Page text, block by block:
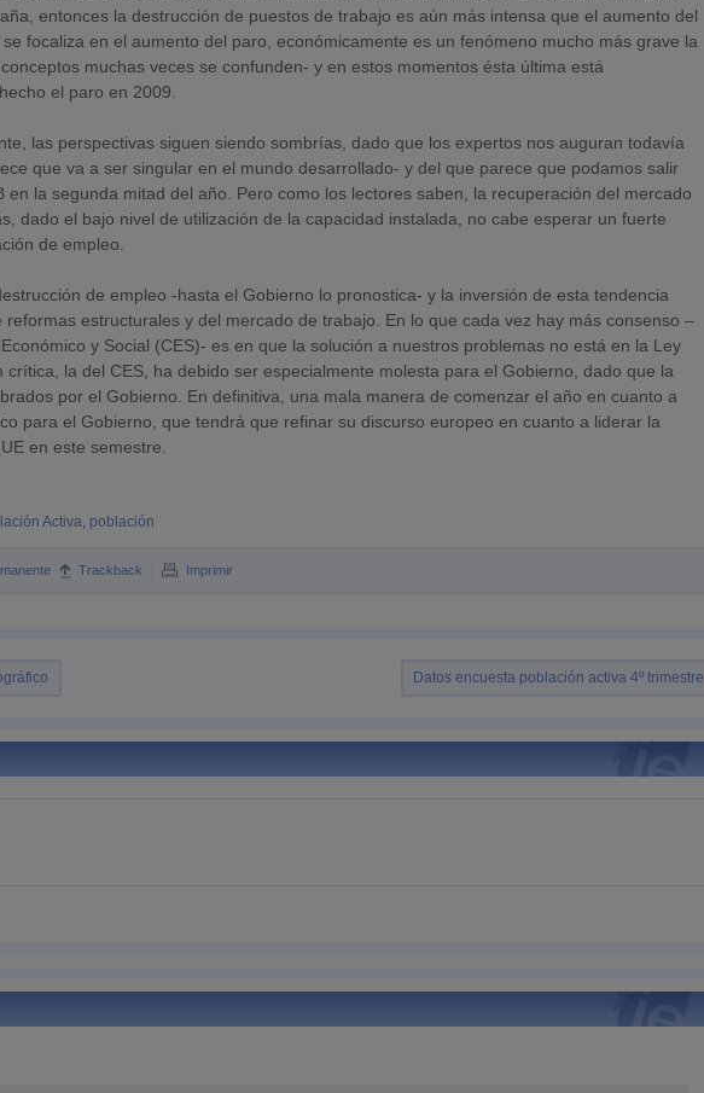
entonces la destrucción de puestos de trabajo es aún más intensa que el aumento del
focaliza en el aumento del paro, económicamente es un fenómeno mucho más grave la
muchas veces se confunden- y en estos momentos ésta última está
el paro en 2009.
las perspectivas siguen siendo sombrías, dado que los expertos nos auguran todavía
que va a ser singular en el mundo desarrollado- y del que parece que podamos salir
la segunda mitad del año. Pero como los lectores saben, la recuperación del mercado
dado el bajo nivel de utilización de la capacidad instalada, no cabe esperar un fuerte
de empleo.
de empleo -hasta el Gobierno lo pronostica- y la inversión de esta tendencia
estructurales y del mercado de trabajo. En lo que cada vez hay más consenso –
y Social (CES)- es en que la solución a nuestros problemas no está en la Ley
la del CES, ha debido ser especialmente molesta para el Gobierno, dado que la
por el Gobierno. En definitiva, una mala manera de comenzar el año en cuanto a
para el Gobierno, que tendrá que refinar su discurso europeo en cuanto a liderar la
en este semestre.
Activa, población
Trackback Imprimir
Datos encuesta población activa 4º trimestre